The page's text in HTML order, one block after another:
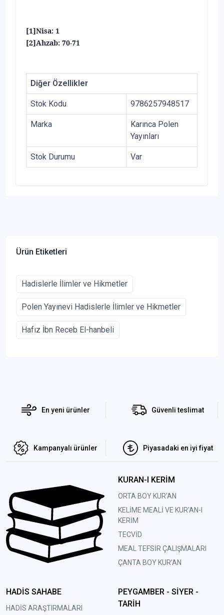
[1]Nisa: 1
[2]Ahzab: 70-71
Diğer Özellikler
Stok Kodu 9786257948517
Marka
Karınca Polen
Yayınları
Stok Durumu Var
Ürün Etiketleri
Hadislerle İlimler ve Hikmetler
Polen Yayınevi Hadislerle İlimler ve Hikmetler
Hafız İbn Receb El-hanbeli
En yeni ürünler Güvenli teslimat
Kampanyalı ürünler Piyasadaki en iyi fiyat
KURAN-I KERİM
ORTA BOY KUR'AN
KELİME MEALİ VE KUR'AN-I
KERİM
TECVİD
MEAL TEFSİR ÇALIŞMALARI
ÇANTA BOY KUR'AN
HADİS SAHABE
HADİS ARAŞTIRMALARI
PEYGAMBER - SİYER -
TARİH